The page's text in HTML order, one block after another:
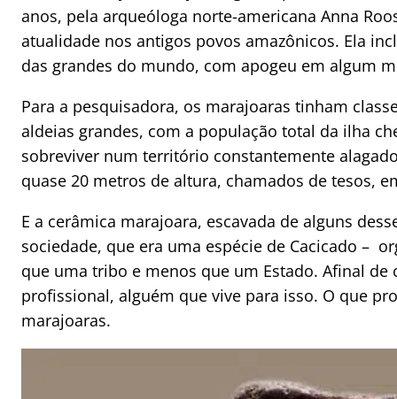
anos, pela arqueóloga norte-americana Anna
atualidade nos antigos povos amazônicos. Ela
das grandes do mundo, com apogeu em algum
Para a pesquisadora, os marajoaras tinham
aldeias grandes, com a população total da ilha
sobreviver num território constantemente
quase 20 metros de altura, chamados de tesos,
E a cerâmica marajoara, escavada de alguns
sociedade, que era uma espécie de Cacicado –
que uma tribo e menos que um Estado. Afinal
profissional, alguém que vive para isso. O que
marajoaras.